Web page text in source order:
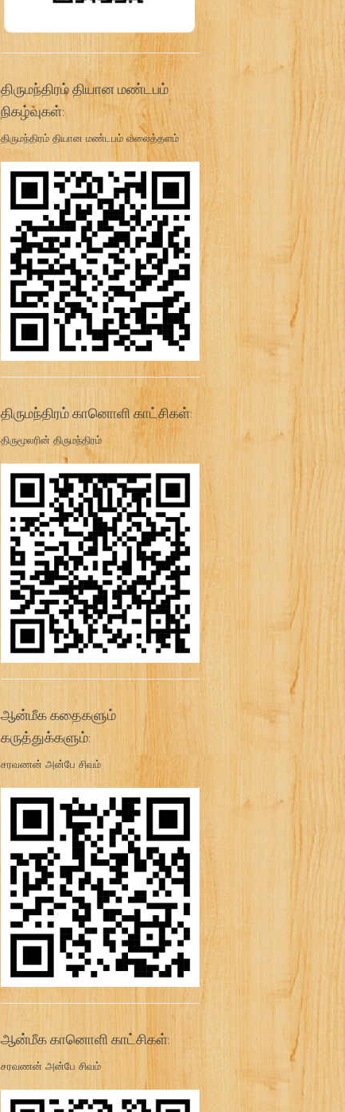
திருமந்திரம் தியான மண்டபம்
நிகழ்வுகள்:
திருமந்திரம் தியான மண்டபம் வலைத்தளம்
திருமந்திரம் கானொளி காட்சிகள்:
திருமூலரின் திருமந்திரம்
ஆன்மீக கதைகளும்
கருத்துக்களும்:
சரவணன் அன்பே சிவம்
ஆன்மீக கானொளி காட்சிகள்:
சரவணன் அன்பே சிவம்